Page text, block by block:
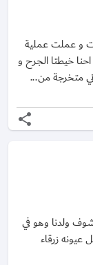
و عملت عملية
خيطتا الجرح و
متخرجة من...
share
ولدنا وهو في
زرقاء